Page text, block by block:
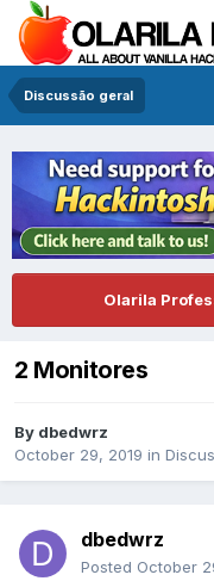
Discussão geral
Olarila
2 Monitores
By dbedwrz
October 29, 2019 in
dbedwrz
Posted October